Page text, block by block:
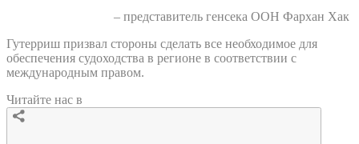
– представитель генсека ООН Фархан Хак
Гутерриш призвал стороны сделать все необходимое для
обеспечения судоходства в регионе в соответствии с
международным правом.
Читайте нас в